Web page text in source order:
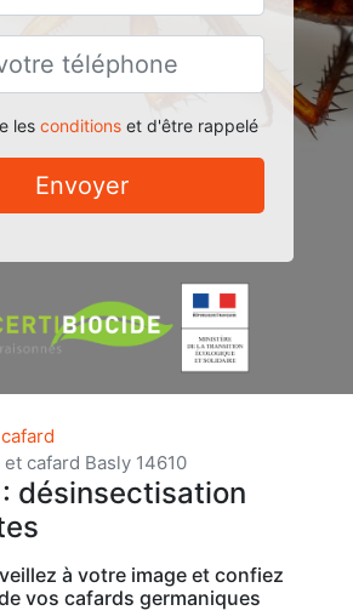
les conditionset d'être rappelé
Envoyer
cafard Basly 14610
désinsectisation
à votre image et confiez
vos cafards germaniques